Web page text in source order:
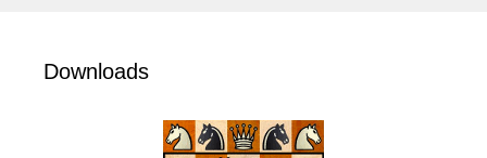
Downloads